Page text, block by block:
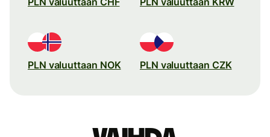
PLN valuuttaan NOK PLN valuuttaan CZK